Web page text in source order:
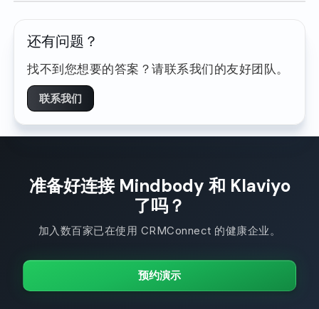
还有问题？
找不到您想要的答案？请联系我们的友好团队。
联系我们
准备好连接 Mindbody 和 Klaviyo
了吗？
加入数百家已在使用 CRMConnect 的健康企业。
预约演示